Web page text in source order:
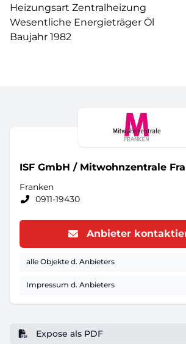
Heizungsart Zentralheizung
Wesentliche Energieträger Öl
Baujahr 1982
ISF GmbH / Mitwohnzentrale
Franken
0911-19430
Anbieter
alle Objekte d. Anbieters
Impressum d. Anbieters
Expose als PDF